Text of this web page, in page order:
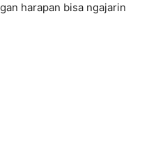
harapan bisa ngajarin